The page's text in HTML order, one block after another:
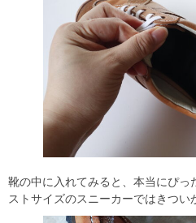
靴の中に入れてみると、本当にぴっ
ストサイズのスニーカーではきつい